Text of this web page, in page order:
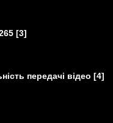
[3]
передачі відео [4]